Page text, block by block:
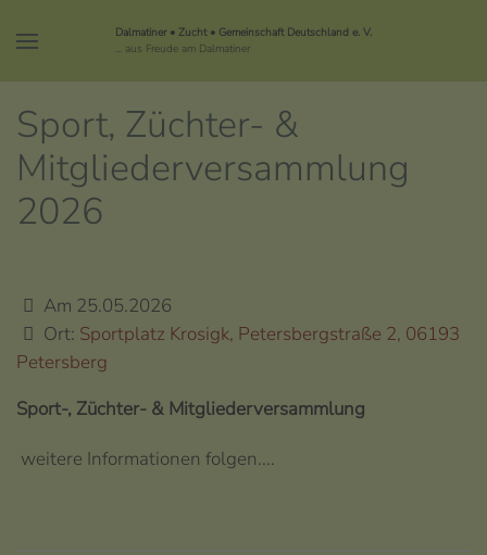
Dalmatiner • Zucht • Gemeinschaft Deutschland e. V.
... aus Freude am Dalmatiner
Sport, Züchter- &
Mitgliederversammlung
2026
Am 25.05.2026
Ort: Sportplatz Krosigk, Petersbergstraße 2, 06193
Petersberg
Sport-, Züchter- & Mitgliederversammlung
weitere Informationen folgen....